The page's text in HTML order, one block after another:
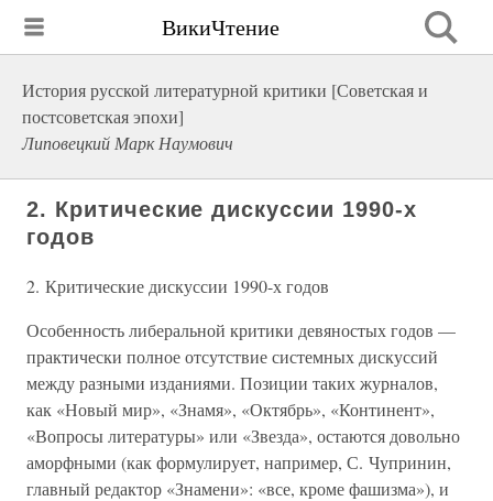
ВикиЧтение
История русской литературной критики [Советская и
постсоветская эпохи]
Липовецкий Марк Наумович
2. Критические дискуссии 1990-х
годов
2. Критические дискуссии 1990-х годов
Особенность либеральной критики девяностых годов —
практически полное отсутствие системных дискуссий
между разными изданиями. Позиции таких журналов,
как «Новый мир», «Знамя», «Октябрь», «Континент»,
«Вопросы литературы» или «Звезда», остаются довольно
аморфными (как формулирует, например, С. Чупринин,
главный редактор «Знамени»: «все, кроме фашизма»), и